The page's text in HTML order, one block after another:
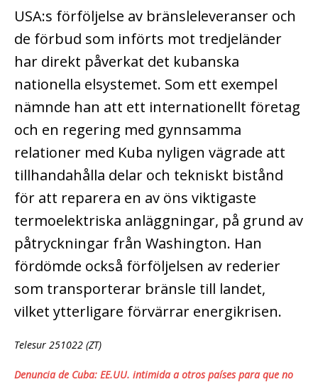
USA:s förföljelse av bränsleleveranser och
de förbud som införts mot tredjeländer
har direkt påverkat det kubanska
nationella elsystemet. Som ett exempel
nämnde han att ett internationellt företag
och en regering med gynnsamma
relationer med Kuba nyligen vägrade att
tillhandahålla delar och tekniskt bistånd
för att reparera en av öns viktigaste
termoelektriska anläggningar, på grund av
påtryckningar från Washington. Han
fördömde också förföljelsen av rederier
som transporterar bränsle till landet,
vilket ytterligare förvärrar energikrisen.
Telesur 251022 (ZT)
Denuncia de Cuba: EE.UU. intimida a otros países para que no